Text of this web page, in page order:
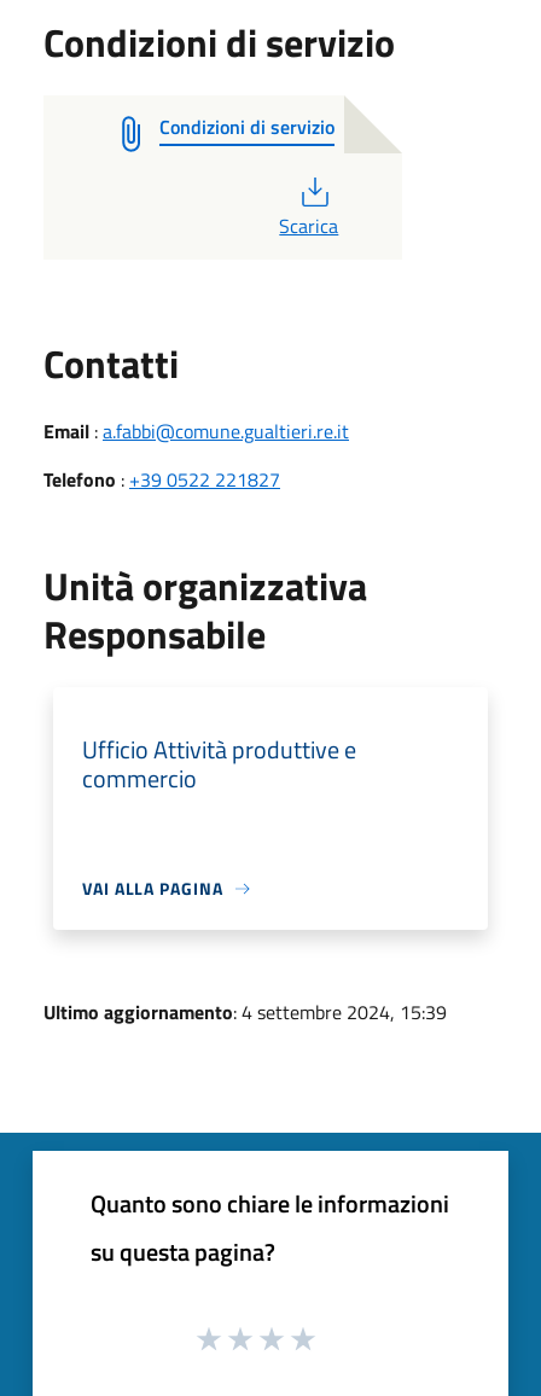
Condizioni di servizio
Condizioni di servizio
Scarica
Contatti
Email :a.fabbi@comune.gualtieri.re.it
Telefono : +39 0522 221827
Unità organizzativa
Responsabile
Ufficio Attività produttive e
commercio
VAI ALLA PAGINA
Ultimo aggiornamento: 4 settembre 2024, 15:39
Quanto sono chiare le informazioni
su questa pagina?